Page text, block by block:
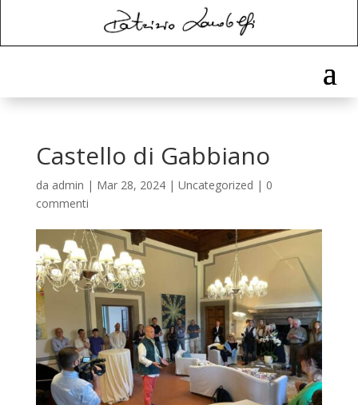
Castello di Gabbiano
da admin | Mar 28, 2024| Uncategorized | 0
commenti